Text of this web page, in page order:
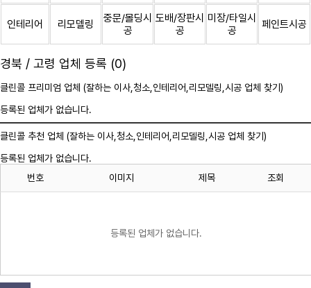
인테리어 리모델링
중문/몰딩시
공
도배/장판시
공
미장/타일시
공
페인트시공
경북 / 고령 업체 등록 (0)
클린콜 프리미엄 업체 (잘하는 이사, 청소 ,인테리어,리모델링,시공 업체 찾기)
등록된 업체가 없습니다.
클린콜 추천 업체 (잘하는 이사, 청소 ,인테리어,리모델링,시공 업체 찾기)
등록된 업체가 없습니다.
번호
이미지 제목 조회
등록된 업체가 없습니다.